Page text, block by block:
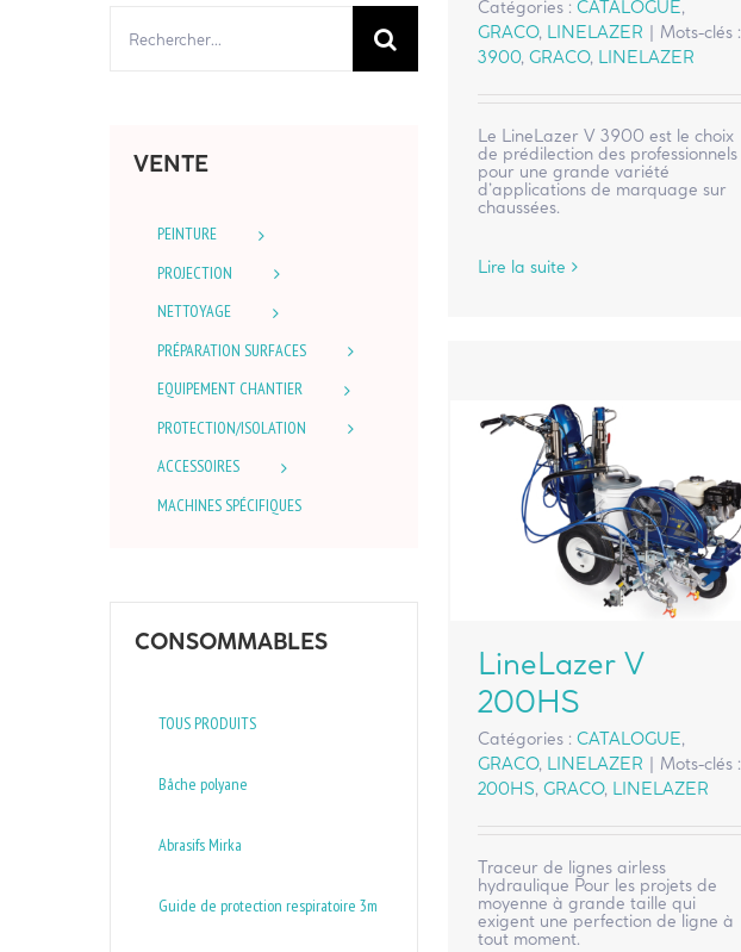
Catégories :CATALOGUE,
GRACO, LINELAZER | Mots-clés :
3900,GRACO, LINELAZER
Le LineLazer V 3900 est le choix
de prédilection des professionnels
pour une grande variété
d’applications de marquage sur
chaussées.
Lire la suite
LineLazer V
200HS
Catégories :CATALOGUE,
GRACO, LINELAZER
Mots-clés :
200HS,GRACO, LINELAZER
Traceur de lignes airless
hydraulique Pour les projets de
moyenne à grande taille qui
exigent une perfection de ligne à
tout moment.
VENTE
PEINTURE
PROJECTION
NETTOYAGE
PRÉPARATION SURFACES
EQUIPEMENT CHANTIER
PROTECTION/ISOLATION
ACCESSOIRES
MACHINES SPÉCIFIQUES
CONSOMMABLES
TOUS PRODUITS
Bâche polyane
Abrasifs Mirka
Guide de protection respiratoire 3m